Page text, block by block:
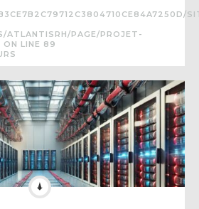
ATLANTISRH/PAGE/PROJET-
ON LINE 89